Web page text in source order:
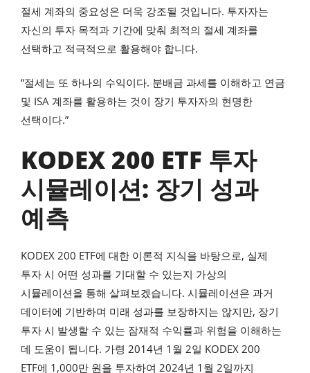
절세 계좌의 중요성은 더욱 강조될 것입니다. 투자자는
자신의 투자 목적과 기간에 맞춰 최적의 절세 계좌를
선택하고 적극적으로 활용해야 합니다.
“절세는 또 하나의 수익이다. 분배금 과세를 이해하고 연금
및 ISA 계좌를 활용하는 것이 장기 투자자의 현명한
선택이다.”
KODEX 200 ETF 투자
시뮬레이션: 장기 성과
예측
KODEX 200 ETF에 대한 이론적 지식을 바탕으로, 실제
투자 시 어떤 성과를 기대할 수 있는지 가상의
시뮬레이션을 통해 살펴보겠습니다. 시뮬레이션은 과거
데이터에 기반하며 미래 성과를 보장하지는 않지만, 장기
투자 시 발생할 수 있는 잠재적 수익률과 위험을 이해하는
데 도움이 됩니다. 가령 2014년 1월 2일 KODEX 200
ETF에 1,000만 원을 투자하여 2024년 1월 2일까지